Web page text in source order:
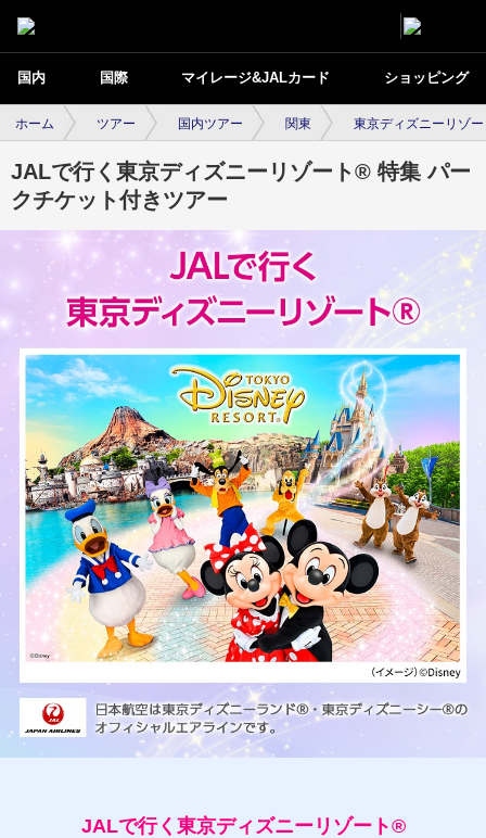
国内 国際 マイレージ&JALカード ショッピング
ホーム ツアー 国内ツアー 関東 東京ディズニーリゾ
JALで行く東京ディズニーリゾート® 特集 パー
クチケット付きツアー
JALで行く東京ディズニーリゾート®